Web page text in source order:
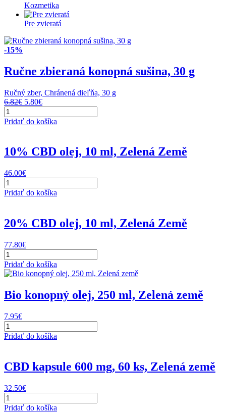
Kozmetika
Pre zvieratá
-15%
Ručne zbieraná konopná sušina, 30 g
Ručný zber, Chránená dieľňa, 30 g
6.82€ Original
was:
5.80€Current
is:
množstvo
Ručne
sušina,
30
Pridať do košíka
10% CBD olej, 10 ml, Zelená Země
46.00€
množstvo
10%
10
ml,
Země
Pridať do košíka
20% CBD olej, 10 ml, Zelená Země
77.80€
množstvo
20%
CBD
10
ml,
Země
Pridať do košíka
Bio konopný olej, 250 ml, Zelená země
7.95€
množstvo
Bio
250
ml,
země
Pridať do košíka
CBD kapsule 600 mg, 60 ks, Zelená země
32.50€
množstvo
CBD
Pridať do košíka